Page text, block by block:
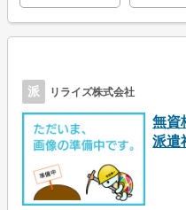
派 リライズ株式会社
無資
派遣